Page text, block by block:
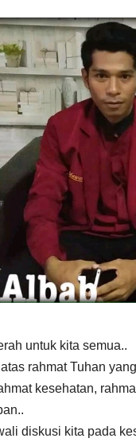
untuk kita semua..
rahmat Tuhan
kesehatan,
diskusi kita pada